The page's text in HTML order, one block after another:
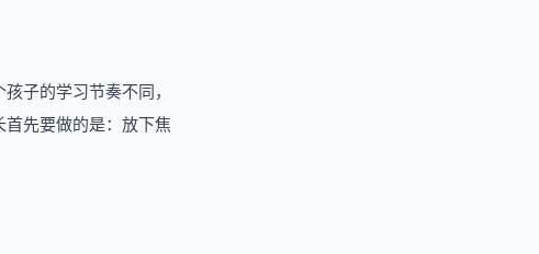
子的学习节奏不同，
首先要做的是：放下焦